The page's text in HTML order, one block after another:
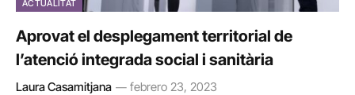
ACTUALITAT
Aprovat el desplegament territorial de
l’atenció integrada social i sanitària
Laura Casamitjana febrero 23, 2023